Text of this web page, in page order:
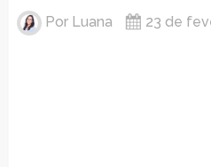
Por Luana 23 de